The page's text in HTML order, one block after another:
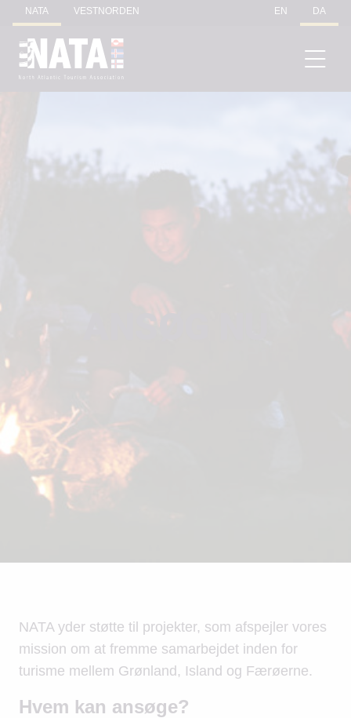
NATA VESTNORDEN EN DA
ANSØG NU
NATA yder støtte til projekter, som afspejler vores
mission om at fremme samarbejdet inden for
turisme mellem Grønland, Island og Færøerne.
Hvem kan ansøge?